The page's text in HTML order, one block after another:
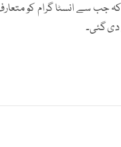
جب سے انسٹا گرام کو
دی گئی۔